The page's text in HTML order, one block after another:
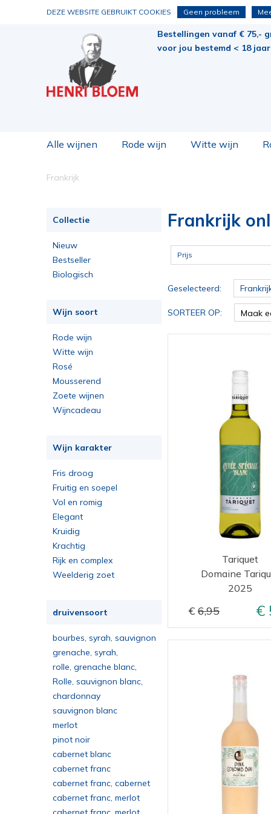
DEZE WEBSITE GEBRUIKT COOKIES Geen probleem
Bestellingen vanaf € 75,-
voor jou bestemd < 18
Alle wijnen Rode wijn Witte wijn
Frankrijk
Collectie
Nieuw
Bestseller
Biologisch
Wijn soort
Rode wijn
Witte wijn
Rosé
Mousserend
Zoete wijnen
Wijncadeau
Wijn karakter
Fris droog
Fruitig en soepel
Vol en romig
Elegant
Kruidig
Krachtig
Rijk en complex
Weelderig zoet
druivensoort
bourbes, syrah, sauvignon
blanc, grenache, cinsault
grenache, syrah,
vermentino
rolle, grenache blanc,
roussanne
Rolle, sauvignon blanc,
muscat
chardonnay
sauvignon blanc
merlot
pinot noir
cabernet blanc
cabernet franc
cabernet franc, cabernet
sauvignon, merlot
cabernet franc, merlot
Frankrijk
Prijs
Geselecteerd:
SORTEER OP: Maak
Tariquet
Domaine
2025
6,95